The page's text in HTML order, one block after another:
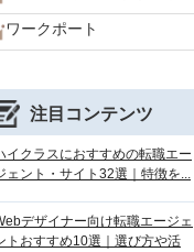
ワークポート
注目コンテンツ
イクラスにおすすめの転職エー
ェント・サイト32選｜特徴を...
デザイナー向け転職エージェ
トおすすめ10選｜選び方や活